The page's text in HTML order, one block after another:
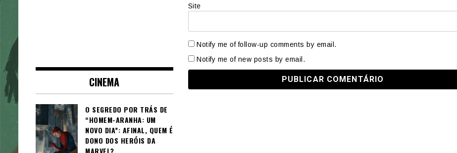
Site
Notify me of follow-up comments by email.
Notify me of new posts by email.
CINEMA
O SEGREDO POR TRÁS DE
“HOMEM-ARANHA: UM
NOVO DIA”: AFINAL, QUEM É
DONO DOS HERÓIS DA
MARVEL?